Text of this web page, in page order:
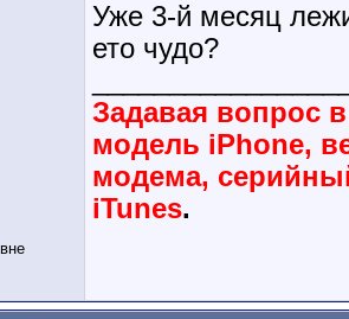
Уже 3-й месяц
ето чудо?
Задавая вопрос
модель iPhone,
модема,
iTunes.